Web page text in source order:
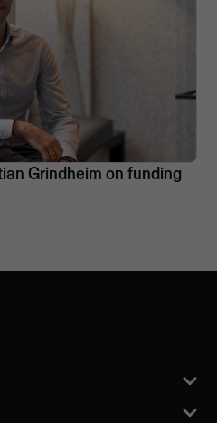
Grindheim on funding